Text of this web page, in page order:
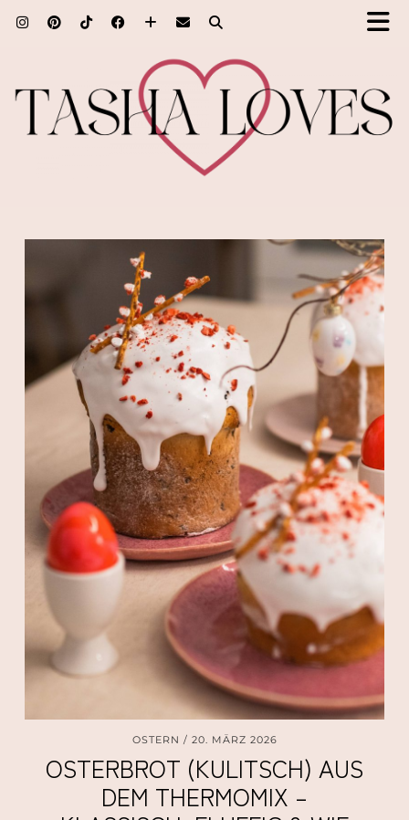
OSTERN 20. MÄRZ 2026
OSTERBROT (KULITSCH) AUS
DEM THERMOMIX –